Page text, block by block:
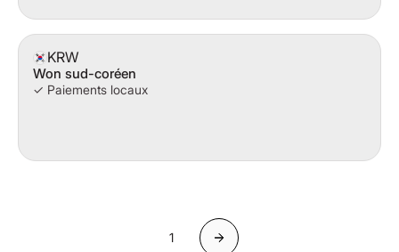
KRW
Won sud-coréen
✓ Paiements locaux
1 Suivant